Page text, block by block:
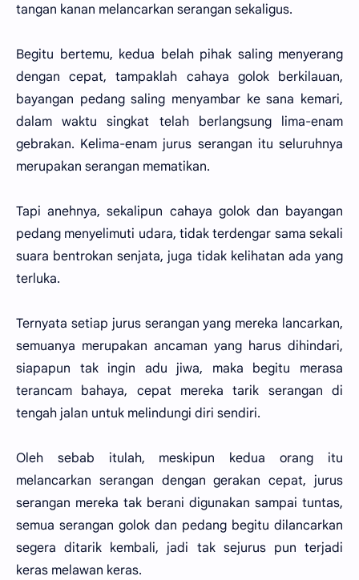
tangan kanan melancarkan serangan sekaligus.
Begitu bertemu, kedua belah pihak saling menyerang
dengan cepat, tampaklah cahaya golok berkilauan,
bayangan pedang saling menyambar ke sana kemari,
dalam waktu singkat telah berlangsung lima-enam
gebrakan. Kelima-enam jurus serangan itu seluruhnya
merupakan serangan mematikan.
Tapi anehnya, sekalipun cahaya golok dan bayangan
pedang menyelimuti udara, tidak terdengar sama sekali
suara bentrokan senjata, juga tidak kelihatan ada yang
terluka.
Ternyata setiap jurus serangan yang mereka lancarkan,
semuanya merupakan ancaman yang harus dihindari,
siapapun tak ingin adu jiwa, maka begitu merasa
terancam bahaya, cepat mereka tarik serangan di
tengah jalan untuk melindungi diri sendiri.
Oleh sebab itulah, meskipun kedua orang itu
melancarkan serangan dengan gerakan cepat, jurus
serangan mereka tak berani digunakan sampai tuntas,
semua serangan golok dan pedang begitu dilancarkan
segera ditarik kembali, jadi tak sejurus pun terjadi
keras melawan keras.